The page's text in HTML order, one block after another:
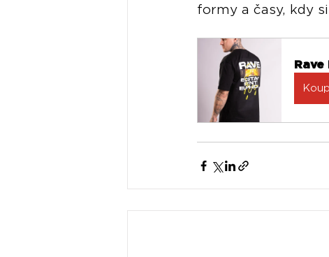
formy a časy, kdy